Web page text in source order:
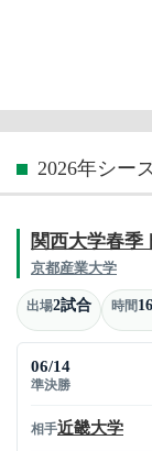
2026年シー
関西大学春季
京都産業大学
出場2試合 時間
06/14
準決勝
相手近畿大学